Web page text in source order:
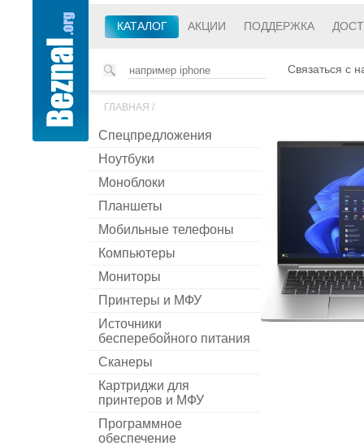
КАТАЛОГ АКЦИИ ПОДДЕРЖКА
Связаться с
ГЛАВНАЯ /
Спецпредложения
Ноутбуки
Моноблоки
Планшеты
Мобильные телефоны
Компьютеры
Мониторы
Принтеры и МФУ
Источники
бесперебойного питания
Сканеры
Картриджи для
принтеров и МФУ
Программное
обеспечение